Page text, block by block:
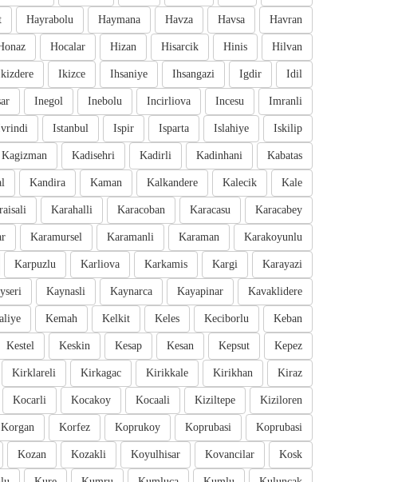
Havran
Havsa
Havza
Haymana
Hayrabolu
Hilvan
Hinis
Hisarcik
Hizan
Hocalar
Idil
Igdir
Ihsangazi
Ihsaniye
Ikizce
Imranli
Incesu
Incirliova
Inebolu
Inegol
Iskilip
Islahiye
Isparta
Ispir
Istanbul
Kabatas
Kadinhani
Kadirli
Kadisehri
Kagizman
Kale
Kalecik
Kalkandere
Kaman
Kandira
Karacabey
Karacasu
Karacoban
Karahalli
Karakoyunlu
Karaman
Karamanli
Karamursel
Karayazi
Kargi
Karkamis
Karliova
Karpuzlu
Kavaklidere
Kayapinar
Kaynarca
Kaynasli
Keban
Keciborlu
Keles
Kelkit
Kemah
Kepez
Kepsut
Kesan
Kesap
Keskin
Kestel
Kiraz
Kirikhan
Kirikkale
Kirkagac
Kirklareli
Kiziloren
Kiziltepe
Kocaali
Kocakoy
Kocarli
Koprubasi
Koprubasi
Koprukoy
Korfez
Korgan
Kosk
Kovancilar
Koyulhisar
Kozakli
Kozan